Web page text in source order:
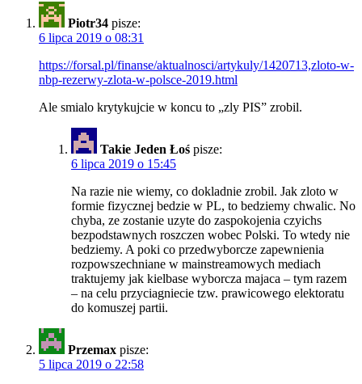
Piotr34 pisze:
6 lipca 2019 o 08:31
https://forsal.pl/finanse/aktualnosci/artykuly/1420713,zloto-w-
nbp-rezerwy-zlota-w-polsce-2019.html
Ale smialo krytykujcie w koncu to „zly PIS” zrobil.
Takie Jeden Łoś pisze:
6 lipca 2019 o 15:45
Na razie nie wiemy, co dokladnie zrobil. Jak zloto w
formie fizycznej bedzie w PL, to bedziemy chwalic. No
chyba, ze zostanie uzyte do zaspokojenia czyichs
bezpodstawnych roszczen wobec Polski. To wtedy nie
bedziemy. A poki co przedwyborcze zapewnienia
rozpowszechniane w mainstreamowych mediach
traktujemy jak kielbase wyborcza majaca – tym razem
– na celu przyciagniecie tzw. prawicowego elektoratu
do komuszej partii.
Przemax pisze:
5 lipca 2019 o 22:58